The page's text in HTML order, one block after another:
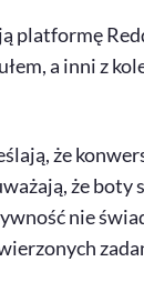
platformę
a inni z
że
że boty
nie